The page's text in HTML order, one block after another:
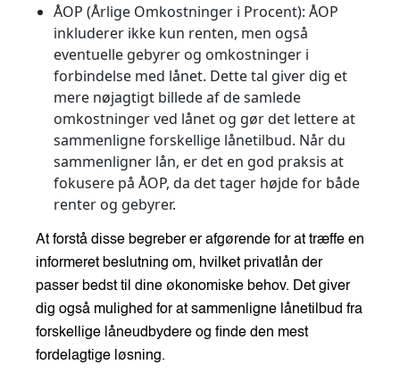
ÅOP (Årlige Omkostninger i Procent): ÅOP
inkluderer ikke kun renten, men også
eventuelle gebyrer og omkostninger i
forbindelse med lånet. Dette tal giver dig et
mere nøjagtigt billede af de samlede
omkostninger ved lånet og gør det lettere at
sammenligne forskellige lånetilbud. Når du
sammenligner lån, er det en god praksis at
fokusere på ÅOP, da det tager højde for både
renter og gebyrer.
At forstå disse begreber er afgørende for at træffe en
informeret beslutning om, hvilket privatlån der
passer bedst til dine økonomiske behov. Det giver
dig også mulighed for at sammenligne lånetilbud fra
forskellige låneudbydere og finde den mest
fordelagtige løsning.